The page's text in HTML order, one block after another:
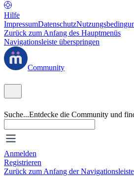
Hilfe
ImpressumDatenschutz
Zurück zum Anfang des Hauptmenüs
Navigationsleiste überspringen
Community
Suche...Entdecke die Community und
Anmelden
Registrieren
Zurück zum Anfang der Navigationsleiste